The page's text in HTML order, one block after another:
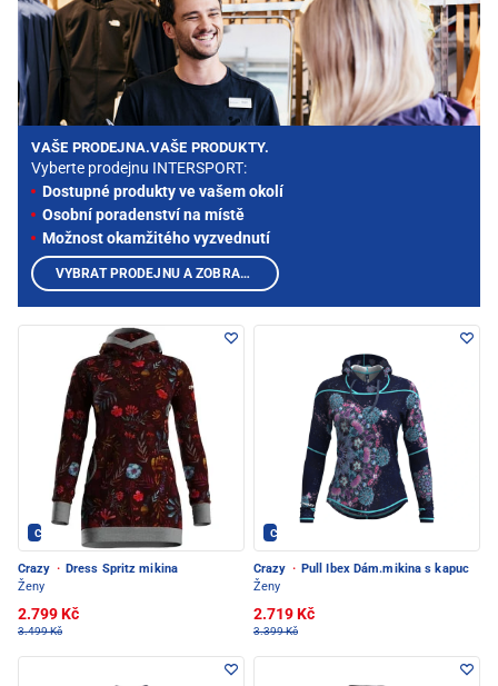
Crazy - PEC POD SNĚŽKOU
Crazy · Dress Spritz mikina
Ženy
2.799 Kč
3.499 Kč
Crazy - PEC POD SNĚŽKOU
Crazy · Pull Ibex Dám.mikina s kapuc
Ženy
2.719 Kč
3.399 Kč
VAŠE PRODEJNA.VAŠE PRODUKTY.
Vyberte prodejnu INTERSPORT:
Dostupné produkty ve vašem okolí
Osobní poradenství na místě
Možnost okamžitého vyzvednutí
VYBRAT PRODEJNU A ZOBRAZIT PRODUKTY